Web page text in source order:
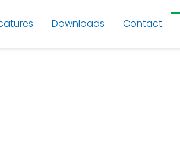
Downloads Contact